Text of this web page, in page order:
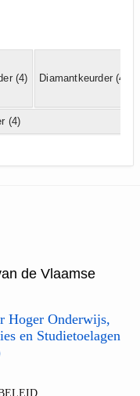
(4) Diamantkeurder (4)
(4)
de Vlaamse
Hoger Onderwijs,
en Studietoelagen